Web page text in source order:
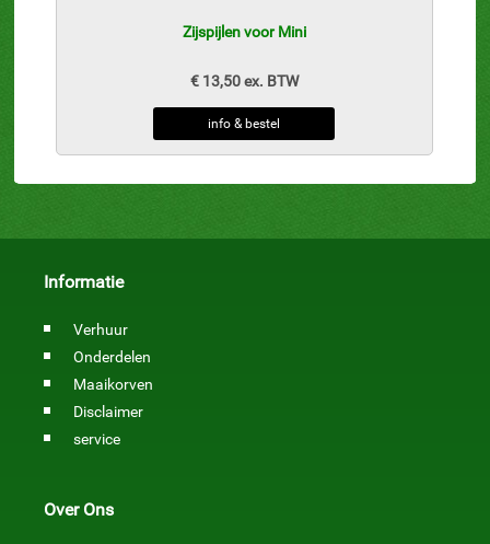
Zijspijlen voor Mini
€ 13,50 ex. BTW
info & bestel
Informatie
Verhuur
Onderdelen
Maaikorven
Disclaimer
service
Over Ons